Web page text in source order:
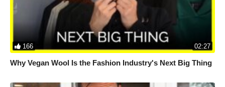
166 02:27
Why Vegan Wool Is the Fashion Industry's Next Big Thing